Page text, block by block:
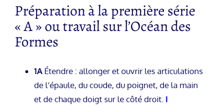
Préparation à la première série
« A » ou travail sur l’Océan des
Formes
1A Étendre : allonger et ouvrir les articulations
de l’épaule, du coude, du poignet, de la main
et de chaque doigt sur le côté droit. I